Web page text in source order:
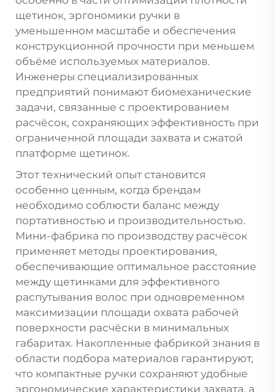
щетинок, эргономики ручки в
уменьшенном масштабе и обеспечения
конструкционной прочности при меньшем
объёме используемых материалов.
Инженеры специализированных
предприятий понимают биомеханические
задачи, связанные с проектированием
расчёсок, сохраняющих эффективность при
ограниченной площади захвата и сжатой
платформе щетинок.
Этот технический опыт становится
особенно ценным, когда брендам
необходимо соблюсти баланс между
портативностью и производительностью.
Мини-фабрика по производству расчёсок
применяет методы проектирования,
обеспечивающие оптимальное расстояние
между щетинками для эффективного
распутывания волос при одновременном
максимизации площади охвата рабочей
поверхности расчёски в минимальных
габаритах. Накопленные фабрикой знания в
области подбора материалов гарантируют,
что компактные ручки сохраняют удобные
эргономические характеристики захвата, а